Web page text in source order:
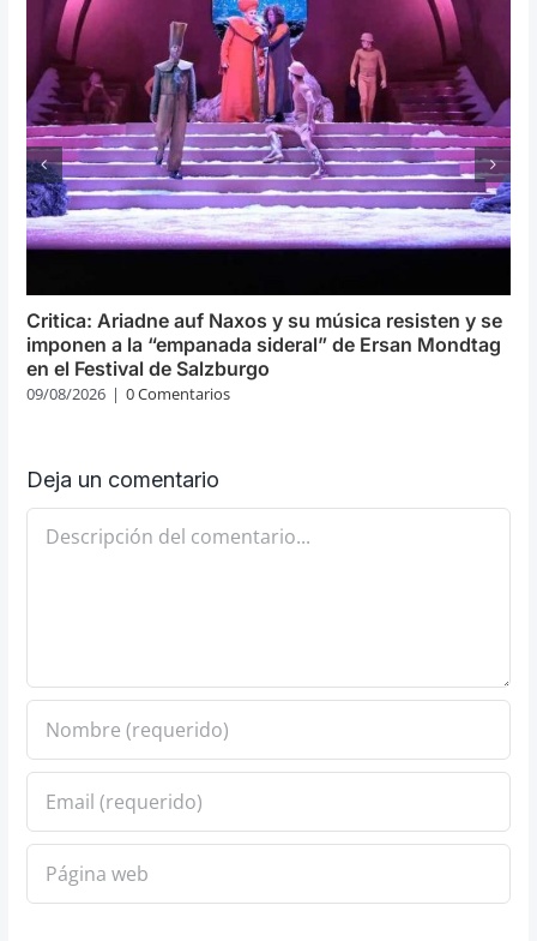
Critica: Ariadne auf Naxos y su música resisten y se
imponen a la “empanada sideral” de Ersan Mondtag
en el Festival de Salzburgo
09/08/2026 | 0 Comentarios
Deja un comentario
Comentario